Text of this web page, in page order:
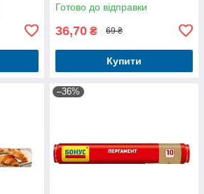
Готово до відправки
36,70 ₴ 69 ₴
Купити
–36%